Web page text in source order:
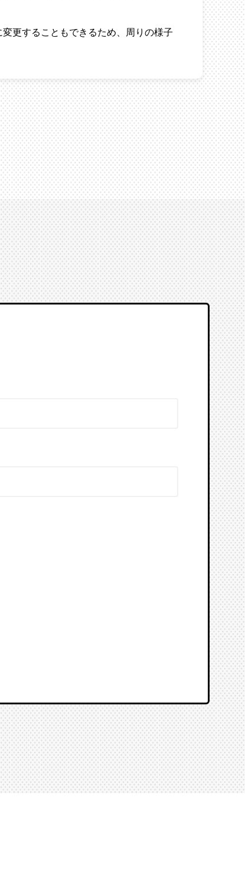
変更することもできるため、周りの様子